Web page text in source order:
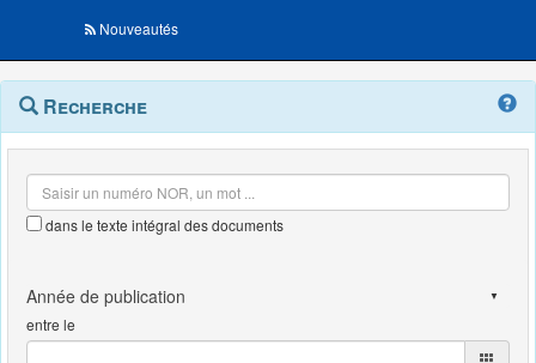
Nouveautés
Navigation
outils
Menu
contextuel
Recherche
dans le texte intégral des documents
entre le